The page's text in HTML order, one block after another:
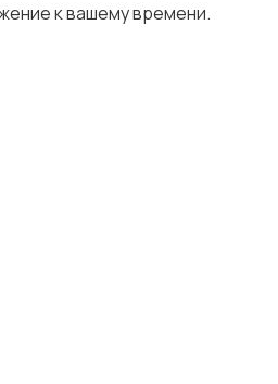
к вашему времени.